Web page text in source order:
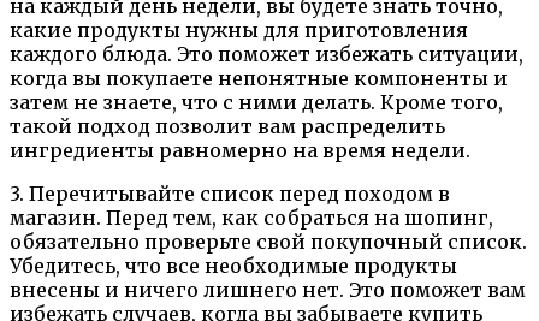
на каждый день недели, вы будете знать точно,
какие продукты нужны для приготовления
каждого блюда. Это поможет избежать ситуации,
когда вы покупаете непонятные компоненты и
затем не знаете, что с ними делать. Кроме того,
такой подход позволит вам распределить
ингредиенты равномерно на время недели.
3. Перечитывайте список перед походом в
магазин. Перед тем, как собраться на шопинг,
обязательно проверьте свой покупочный список.
Убедитесь, что все необходимые продукты
внесены и ничего лишнего нет. Это поможет вам
избежать случаев, когда вы забываете купить